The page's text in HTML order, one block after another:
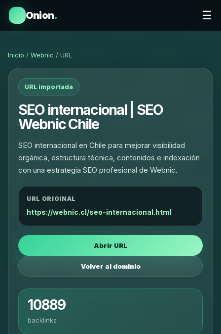
Onion. ☰
Inicio / Webnic / URL
URL importada
SEO internacional | SEO
Webnic Chile
SEO internacional en Chile para mejorar visibilidad
orgánica, estructura técnica, contenidos e indexación
con una estrategia SEO profesional de Webnic.
URL ORIGINAL
https://webnic.cl/seo-internacional.html
Abrir URL
Volver al dominio
10889
backlinks